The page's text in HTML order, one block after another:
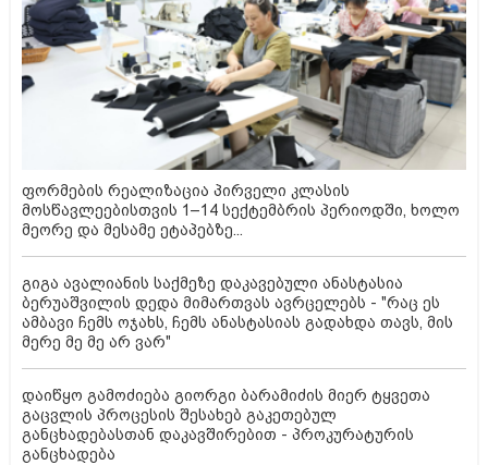
ფორმების რეალიზაცია პირველი კლასის
მოსწავლეებისთვის 1–14 სექტემბრის პერიოდში, ხოლო
მეორე და მესამე ეტაპებზე...
გიგა ავალიანის საქმეზე დაკავებული ანასტასია
ბერუაშვილის დედა მიმართვას ავრცელებს - "რაც ეს
ამბავი ჩემს ოჯახს, ჩემს ანასტასიას გადახდა თავს, მის
მერე მე მე არ ვარ"
დაიწყო გამოძიება გიორგი ბარამიძის მიერ ტყვეთა
გაცვლის პროცესის შესახებ გაკეთებულ
განცხადებასთან დაკავშირებით - პროკურატურის
განცხადება